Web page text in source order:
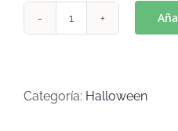
C-
Categoría: Halloween